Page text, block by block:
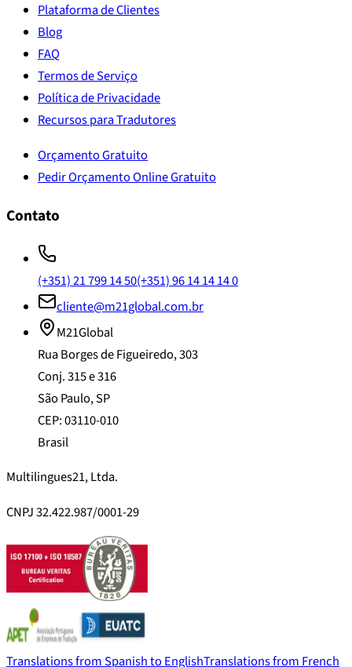
Plataforma de Clientes
Blog
FAQ
Termos de Serviço
Política de Privacidade
Recursos para Tradutores
Orçamento Gratuito
Pedir Orçamento Online Gratuito
Contato
(+351) 21 799 14 50(+351) 96 14 14 14 0
cliente@m21global.com.br
M21Global
Rua Borges de Figueiredo, 303
Conj. 315 e 316
São Paulo, SP
CEP: 03110-010
Brasil
Multilingues21, Ltda.
CNPJ 32.422.987/0001-29
Translations from Spanish to EnglishTranslations from French